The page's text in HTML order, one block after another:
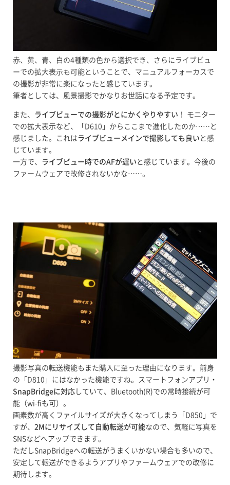
赤、黄、青、白の4種類の色から選択でき、さらにライブビュ
ーでの拡大表示も可能ということで、マニュアルフォーカスで
の撮影が非常に楽になったと感じています。
筆者としては、風景撮影でかなりお世話になる予定です。
また、 ライブビューでの撮影がとにかくやりやすい ！ モニター
での拡大表示など、「D610」からここまで進化したのか……と
感じました。これは ライブビューメインで撮影しても良い と感
じています。
一方で、
ライブビュー時でのAFが遅い と感じています。今後の
ファームウェアで改修されないかな……。
撮影写真の転送機能もまた購入に至った理由になります。前身
の「D810」にはなかった機能ですね。スマートフォンアプリ・
SnapBridgeに対応 していて、Bluetooth(R)での常時接続が可
能（wi-fiも可）。
画素数が高くファイルサイズが大きくなってしまう「D850」で
すが、 2Mにリサイズして自動転送が可能なので、気軽に写真を
SNSなどへアップできます。
ただしSnapBridgeへの転送がうまくいかない場合も多いので、
安定して転送ができるようアプリやファームウェアでの改修に
期待します。